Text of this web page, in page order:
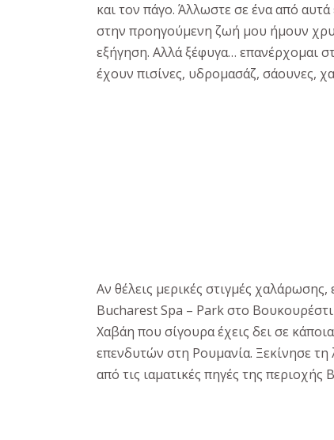
και τον πάγο. Άλλωστε σε ένα από
στην προηγούμενη ζωή μου ήμουν
εξήγηση. Αλλά ξέφυγα… επανέρχομαι
έχουν πισίνες, υδρομασάζ, σάουνες,
Αν θέλεις μερικές στιγμές
Bucharest Spa – Park στο
Χαβάη που σίγουρα έχεις δει σε
επενδυτών στη Ρουμανία. Ξεκίνησε τη
από τις ιαματικές πηγές της περιοχής